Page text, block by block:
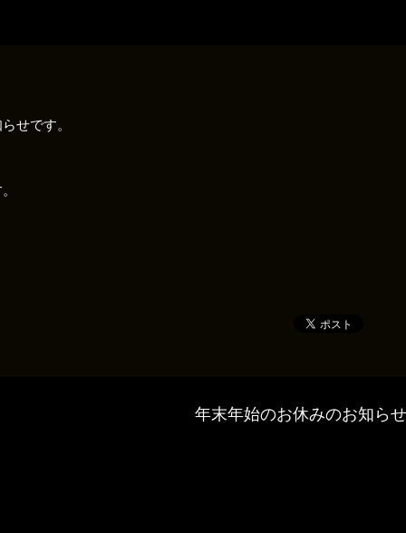
せです。
年末年始のお休みのお知ら